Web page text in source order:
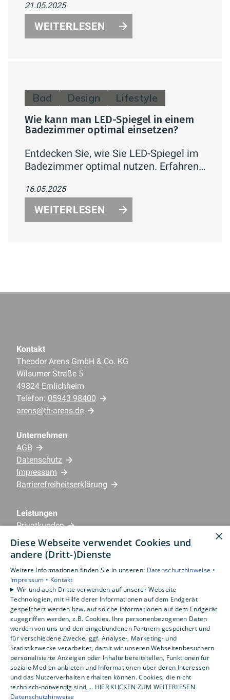
reduzieren Kalkablagerungen und
erleichtern die Reinigung. Schützen Sie
Ihre Armaturen und Badflächen effektiv
21.05.2025
WEITERLESEN
Bad Design Lifestyle
Wie kann man LED-Spiegel in einem
Badezimmer optimal einsetzen?
Entdecken Sie, wie Sie LED-Spiegel im
Badezimmer optimal nutzen. Erfahren
Energieeffizienz, platzsparende
Lösungen, Sicherheit und stilvolles
Design für Ihr Bad.
16.05.2025
WEITERLESEN
Kontakt
Theodor Arens GmbH & Co. KG
Wilsumer Straße 5
49824 Emlichheim
Telefon: 05943 98400
arens@th-arens.de
Unternehmen
AGB
Datenschutz
Impressum
Barrierefreiheitserklärung
Leistungen
Privatkunden
Gewerbekunden
Karriere
Unternehmen
Standorte
Emlichheim
×
Diese Webseite verwendet Cookies und
andere (Dritt-)Dienste
Weitere Informationen finden Sie in unseren: Datenschutzhinweise •
Impressum • Kontakt
Wir und auch Dritte verwenden auf unserer Webseite
Technologien, mit Hilfe derer Informationen auf dem Endgerät
gespeichert werden bzw. auf solche Informationen auf dem Endgerät
zugegriffen werden, z.B. Cookies. Ihre personenbezogenen Daten
werden von uns und den eingebundenen Partnern gespeichert und
für verschiedene Zwecke, ggf. Analyse-, Marketing- und
Statistikzwecke verarbeitet, damit wir unseren Webseitenbesuchern
personalisierte Anzeigen oder Inhalte bereitstellen, Funktionen für
soziale Medien anbieten und Informationen über deren Interessen
und das Nutzerverhalten erhalten können. Cookies, die nicht
technisch-notwendig sind,... HIER KLICKEN ZUM WEITERLESEN
Datenschutzhinweise